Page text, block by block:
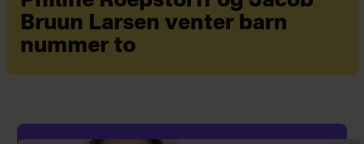
Bruun Larsen venter barn
nummer to